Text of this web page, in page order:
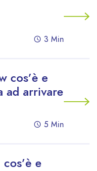
3 Min
cos’è e
ad arrivare
5 Min
e